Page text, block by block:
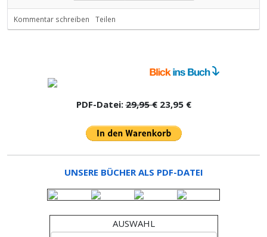
Kommentar schreiben Teilen
PDF-Datei:29,95 €23,95 €
UNSERE BÜCHER ALS PDF-DATEI
AUSWAHL